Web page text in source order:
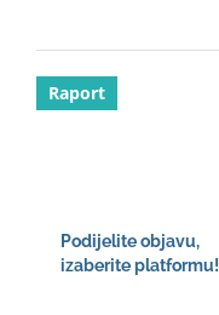
Raport
Podijelite objavu,
izaberite platformu!